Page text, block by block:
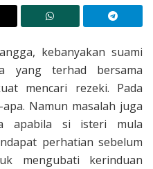
kebanyakan suami
yang terhad bersama
mencari rezeki. Pada
Namun masalah juga
apabila si isteri mula
perhatian sebelum
mengubati kerinduan